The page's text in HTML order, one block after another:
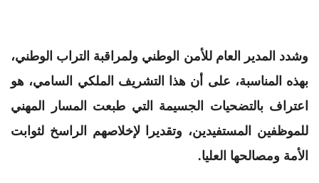
وشدد المدير العام للأمن الوطني ولمراقبة التراب الوطني،
بهذه المناسبة، على أن هذا التشريف الملكي السامي، هو
اعتراف بالتضحيات الجسيمة التي طبعت المسار المهني
للموظفين المستفيدين، وتقديرا لإخلاصهم الراسخ لثوابت
الأمة ومصالحها العليا.